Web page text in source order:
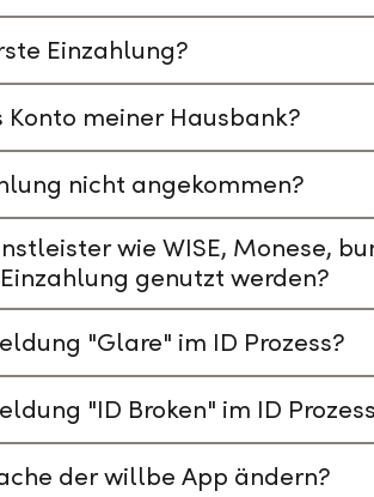
Einzahlung?
meiner Hausbank?
nicht angekommen?
wie WISE, Monese,
genutzt werden?
"Glare" im ID Prozess?
"ID Broken" im ID
der willbe App ändern?